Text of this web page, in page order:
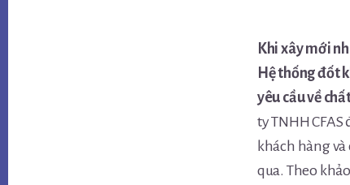
Khi xây mới
Hệ thống đốt
yêu cầu về
ty TNHH
khách hàng
qua. Theo